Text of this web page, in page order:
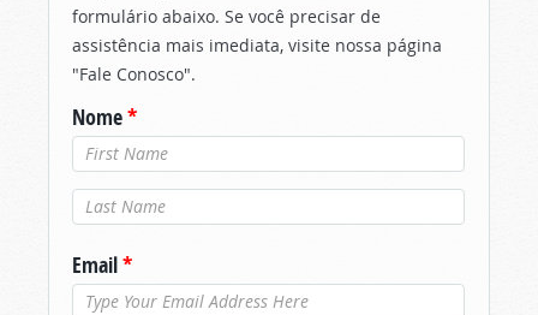
formulário abaixo. Se você precisar de
assistência mais imediata, visite nossa página
"Fale Conosco".
Nome*
Último nome
*
Email*